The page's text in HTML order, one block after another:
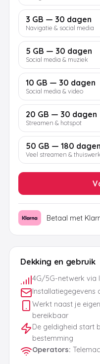
Dekking en gebruik
4G/5G-netwerk via
Installatiegegevens
Werkt naast je
bereikbaar
De geldigheid start
bestemming
Operators:
3 GB — 30 dagen
Navigatie & social media
5 GB — 30 dagen
Social media & muziek
10 GB — 30 dagen
Social media & video
20 GB — 30 dagen
Streamen & hotspot
50 GB — 180 dagen
Veel streamen &
Betaal met